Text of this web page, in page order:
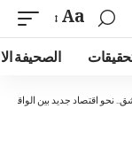
Aa
الصحيفة
اقتصاد جديد بين الواقعية